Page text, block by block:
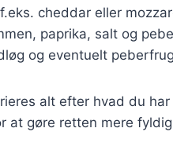
cheddar eller
paprika, salt og
og eventuelt
alt efter hvad du
at gøre retten mere